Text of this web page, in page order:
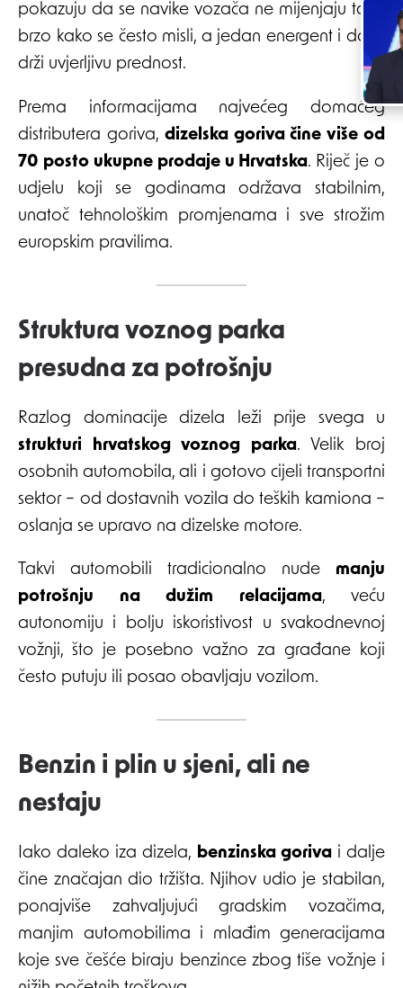
pokazuju da se navike vozača ne mijenjaju tako
brzo kako se često misli, a jedan energent i dalje
drži uvjerljivu prednost.
Prema informacijama najvećeg domaćeg
distributera goriva, dizelska goriva čine više od
70 posto ukupne prodaje u Hrvatska. Riječ je o
udjelu koji se godinama održava stabilnim,
unatoč tehnološkim promjenama i sve strožim
europskim pravilima.
Struktura voznog parka
presudna za potrošnju
Razlog dominacije dizela leži prije svega u
strukturi hrvatskog voznog parka. Velik broj
osobnih automobila, ali i gotovo cijeli transportni
sektor – od dostavnih vozila do teških kamiona –
oslanja se upravo na dizelske motore.
Takvi automobili tradicionalno nude manju
potrošnju na dužim relacijama, veću
autonomiju i bolju iskoristivost u svakodnevnoj
vožnji, što je posebno važno za građane koji
često putuju ili posao obavljaju vozilom.
Benzin i plin u sjeni, ali ne
nestaju
Iako daleko iza dizela, benzinska gorivai dalje
čine značajan dio tržišta. Njihov udio je stabilan,
ponajviše zahvaljujući gradskim vozačima,
manjim automobilima i mlađim generacijama
koje sve češće biraju benzince zbog tiše vožnje i